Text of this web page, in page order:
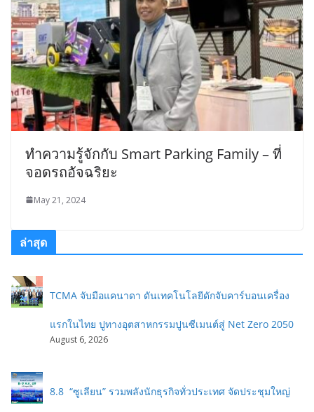
ทำความรู้จักกับ Smart Parking Family – ที่
จอดรถอัจฉริยะ
May 21, 2024
ล่าสุด
TCMA จับมือแคนาดา ดันเทคโนโลยีดักจับคาร์บอนเครื่อง
แรกในไทย ปูทางอุตสาหกรรมปูนซีเมนต์สู่ Net Zero 2050
August 6, 2026
8.8 “ซูเลียน” รวมพลังนักธุรกิจทั่วประเทศ จัดประชุมใหญ่